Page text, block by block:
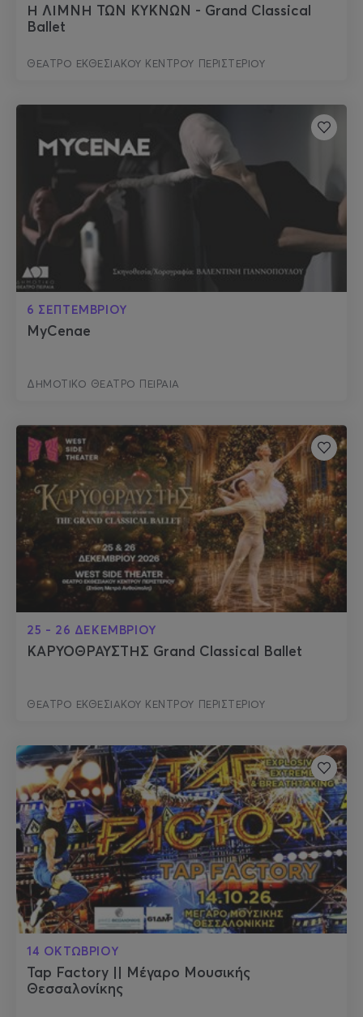
Η ΛΙΜΝΗ ΤΩΝ ΚΥΚΝΩΝ - Grand Classical
Ballet
ΘΕΑΤΡΟ ΕΚΘΕΣΙΑΚΟΥ ΚΕΝΤΡΟΥ ΠΕΡΙΣΤΕΡΙΟΥ
6 ΣΕΠΤΕΜΒΡΙΟΥ
MyCenae
ΔΗΜΟΤΙΚΟ ΘΕΑΤΡΟ ΠΕΙΡΑΙΑ
25 - 26 ΔΕΚΕΜΒΡΙΟΥ
ΚΑΡΥΟΘΡΑΥΣΤΗΣ Grand Classical Ballet
ΘΕΑΤΡΟ ΕΚΘΕΣΙΑΚΟΥ ΚΕΝΤΡΟΥ ΠΕΡΙΣΤΕΡΙΟΥ
14 ΟΚΤΩΒΡΙΟΥ
Tap Factory || Μέγαρο Μουσικής
Θεσσαλονίκης